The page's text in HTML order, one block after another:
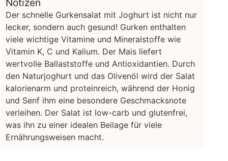
Notizen
Der schnelle Gurkensalat mit Joghurt ist nicht nur
lecker, sondern auch gesund! Gurken enthalten
viele wichtige Vitamine und Mineralstoffe wie
Vitamin K, C und Kalium. Der Mais liefert
wertvolle Ballaststoffe und Antioxidantien. Durch
den Naturjoghurt und das Olivenöl wird der Salat
kalorienarm und proteinreich, während der Honig
und Senf ihm eine besondere Geschmacksnote
verleihen. Der Salat ist low-carb und glutenfrei,
was ihn zu einer idealen Beilage für viele
Ernährungsweisen macht.